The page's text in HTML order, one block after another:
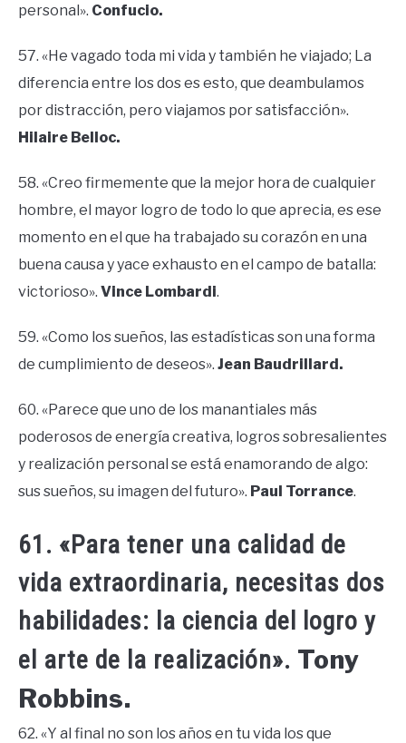
personal». Confucio.
57. «He vagado toda mi vida y también he viajado; La
diferencia entre los dos es esto, que deambulamos
por distracción, pero viajamos por satisfacción».
Hilaire Belloc.
58. «Creo firmemente que la mejor hora de cualquier
hombre, el mayor logro de todo lo que aprecia, es ese
momento en el que ha trabajado su corazón en una
buena causa y yace exhausto en el campo de batalla:
victorioso». Vince Lombardi.
59. «Como los sueños, las estadísticas son una forma
de cumplimiento de deseos». Jean Baudrillard.
60. «Parece que uno de los manantiales más
poderosos de energía creativa, logros sobresalientes
y realización personal se está enamorando de algo:
sus sueños, su imagen del futuro». Paul Torrance.
61. «Para tener una calidad de
vida extraordinaria, necesitas dos
habilidades: la ciencia del logro y
el arte de la realización». Tony
Robbins.
62. «Y al final no son los años en tu vida los que